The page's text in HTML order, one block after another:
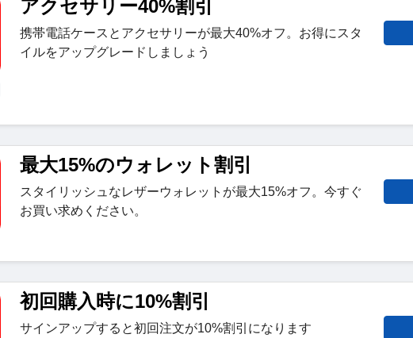
アクセサリー40%割引
携帯電話ケースとアクセサリーが最大40%オフ。お得にスタ
イルをアップグレードしましょう
最大15%のウォレット割引
スタイリッシュなレザーウォレットが最大15%オフ。今すぐ
お買い求めください。
初回購入時に10%割引
サインアップすると初回注文が10%割引になります